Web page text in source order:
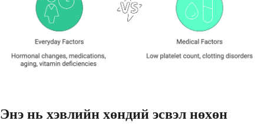
Энэ нь хэвлийн хөндий эсвэл нөхөн